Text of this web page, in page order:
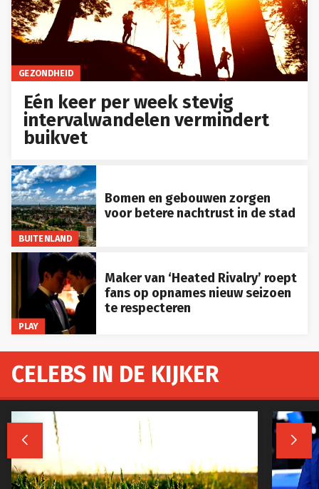
GEZONDHEID
Eén keer per week stevig
intervalwandelen vermindert
buikvet
BUITENLAND
Bomen en gebouwen zorgen
voor betere nachtrust in de stad
PLAY
Maker van ‘Heated Rivalry’ roept
fans op opnames nieuw seizoen
te respecteren
CELEBS IN DE KIJKER
 